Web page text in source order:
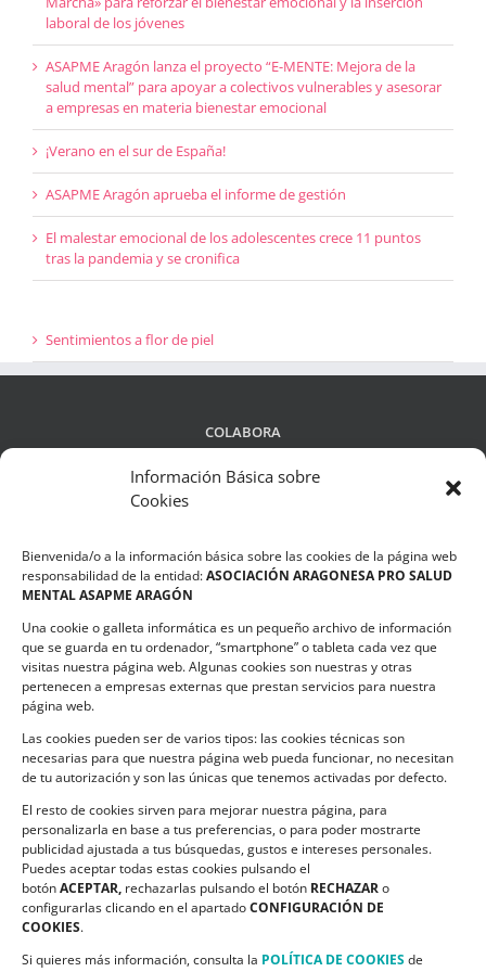
Información Básica sobre
Cookies
Bienvenida/o a la información básica sobre las cookies de la página web
responsabilidad de la entidad:ASOCIACIÓN ARAGONESA PRO SALUD
MENTAL ASAPME ARAGÓN
Una cookie o galleta informática es un pequeño archivo de información
que se guarda en tu ordenador, “smartphone” o tableta cada vez que
visitas nuestra página web. Algunas cookies son nuestras y otras
pertenecen a empresas externas que prestan servicios para nuestra
página web.
Las cookies pueden ser de varios tipos: las cookies técnicas son
necesarias para que nuestra página web pueda funcionar, no necesitan
de tu autorización y son las únicas que tenemos activadas por defecto.
El resto de cookies sirven para mejorar nuestra página, para
personalizarla en base a tus preferencias, o para poder mostrarte
publicidad ajustada a tus búsquedas, gustos e intereses personales.
Puedes aceptar todas estas cookies pulsando el
botónACEPTAR, rechazarlas pulsando el botón RECHAZARo
configurarlas clicando en el apartadoCONFIGURACIÓN DE
COOKIES.
Si quieres más información, consulta la POLÍTICA DE COOKIESde
laboral de los jóvenes
ASAPME Aragón lanza el proyecto “E-MENTE: Mejora de la
salud mental” para apoyar a colectivos vulnerables y asesorar
a empresas en materia bienestar emocional
¡Verano en el sur de España!
ASAPME Aragón aprueba el informe de gestión
El malestar emocional de los adolescentes crece 11 puntos
tras la pandemia y se cronifica
Sentimientos a flor de piel
COLABORA
Política de privacidad
Compromiso de Protección de Datos
Política de Cookies
CONTACTO
C/ Ciudadela s/n. Parque Delicias.
50017 Zaragoza
Teléfono:976 532 499
Email:asapme@asapme.org